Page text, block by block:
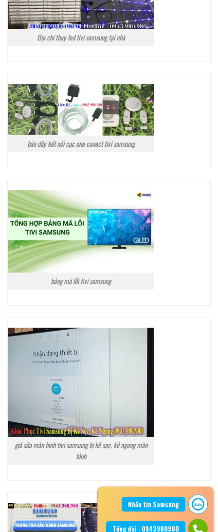
Địa chỉ thay led tivi samsung tại nhà
bán dây kết nối cục one conect tivi samsung
bảng mã lỗi tivi samsung
giá sửa màn hình tivi samsung bị kẻ sọc, kẻ ngang màn
hình
Nhắn tin Samsung
Tổng đài : 0943980980